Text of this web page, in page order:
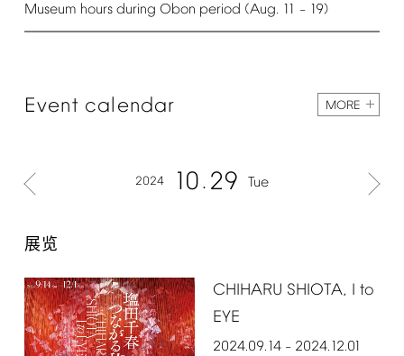
Museum hours during Obon period (Aug. 11 – 19)
Event calendar MORE
2024 10 29 Tue
展览
CHIHARU SHIOTA, I to
EYE
2024.09.14– 2024.12.01